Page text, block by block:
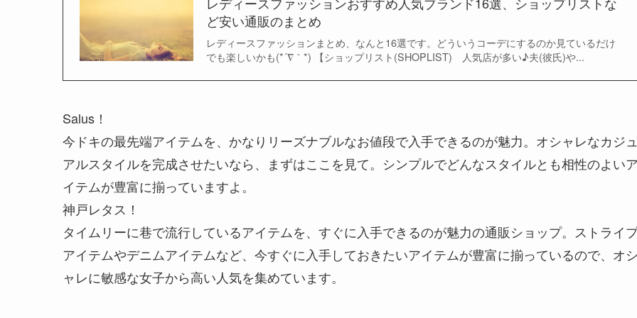
ど安い通販のまとめ
レディースファッションまとめ、なんと16選です。どういうコーデにするのか見ているだけ
でも楽しいかも(*´∇｀*) 【ショップリスト(SHOPLIST) 人気店が多い♪夫(彼氏)や...
Salus！
今ドキの最先端アイテムを、かなりリーズナブルなお値段で入手できるのが魅力。オシャレなカジュ
アルスタイルを完成させたいなら、まずはここを見て。シンプルでどんなスタイルとも相性のよいア
イテムが豊富に揃っていますよ。
神戸レタス！
タイムリーに巷で流行しているアイテムを、すぐに入手できるのが魅力の通販ショップ。ストライ
アイテムやデニムアイテムなど、今すぐに入手しておきたいアイテムが豊富に揃っているので、オシ
ャレに敏感な女子から高い人気を集めています。